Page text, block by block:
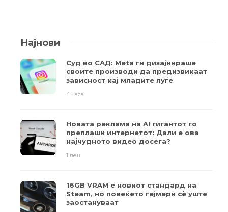
Најнови
Суд во САД: Meta ги дизајнираше
своите производи да предизвикаат
зависност кај младите луѓе
4 часа
Новата реклама на AI гигантот го
преплаши интернетот: Дали е ова
најчудното видео досега?
1 ден
16GB VRAM е новиот стандард на
Steam, но повеќето гејмери ​​сè уште
заостануваат